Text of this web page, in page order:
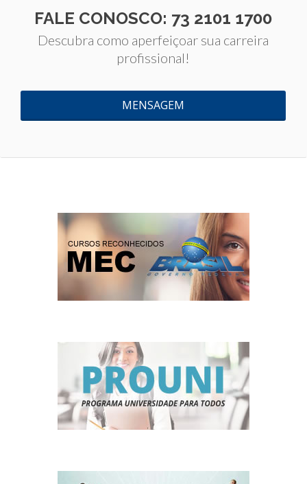
FALE CONOSCO: 73 2101 1700
Descubra como aperfeiçoar sua carreira
profissional!
MENSAGEM